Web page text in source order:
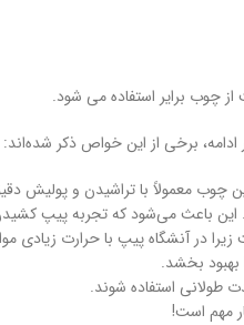
چوب برایر استفاده می شود.
برخی از این خواص ذکر شده‌اند:
معمولاً با تراشیدن و پولیش
باعث می‌شود که تجربه پیپ کشیدن
در آنشگاه پیپ با حرارت زیادی
بخشد.
طولانی استفاده شوند.
مهم است!